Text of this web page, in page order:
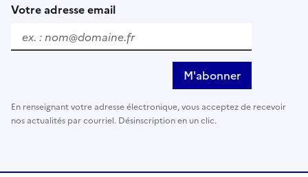
Votre adresse email
M'abonner
En renseignant votre adresse électronique, vous acceptez de recevoir
nos actualités par courriel. Désinscription en un clic.